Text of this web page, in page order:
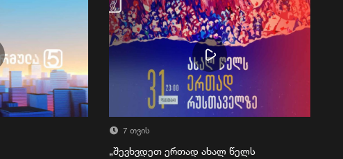
7 თვის
„შევხვდეთ ერთად ახალ წელს